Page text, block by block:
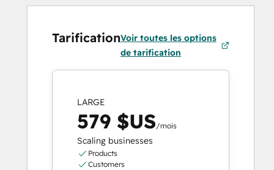
TarificationVoir toutes les options
de tarification
LARGE
579 $US/mois
Scaling businesses
Products
Customers